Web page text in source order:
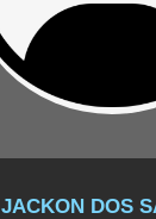
JACKON DOS